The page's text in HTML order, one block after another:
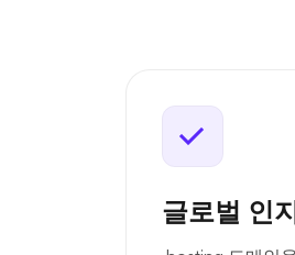
글로벌 인